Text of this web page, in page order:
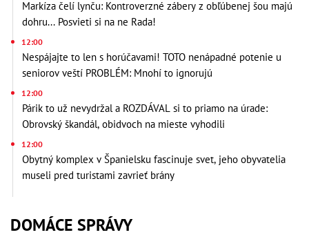
Markíza čelí lynču: Kontroverzné zábery z obľúbenej šou majú
dohru... Posvieti si na ne Rada!
12:00
Nespájajte to len s horúčavami! TOTO nenápadné potenie u
seniorov veští PROBLÉM: Mnohí to ignorujú
12:00
Párik to už nevydržal a ROZDÁVAL si to priamo na úrade:
Obrovský škandál, obidvoch na mieste vyhodili
12:00
Obytný komplex v Španielsku fascinuje svet, jeho obyvatelia
museli pred turistami zavrieť brány
DOMÁCE SPRÁVY